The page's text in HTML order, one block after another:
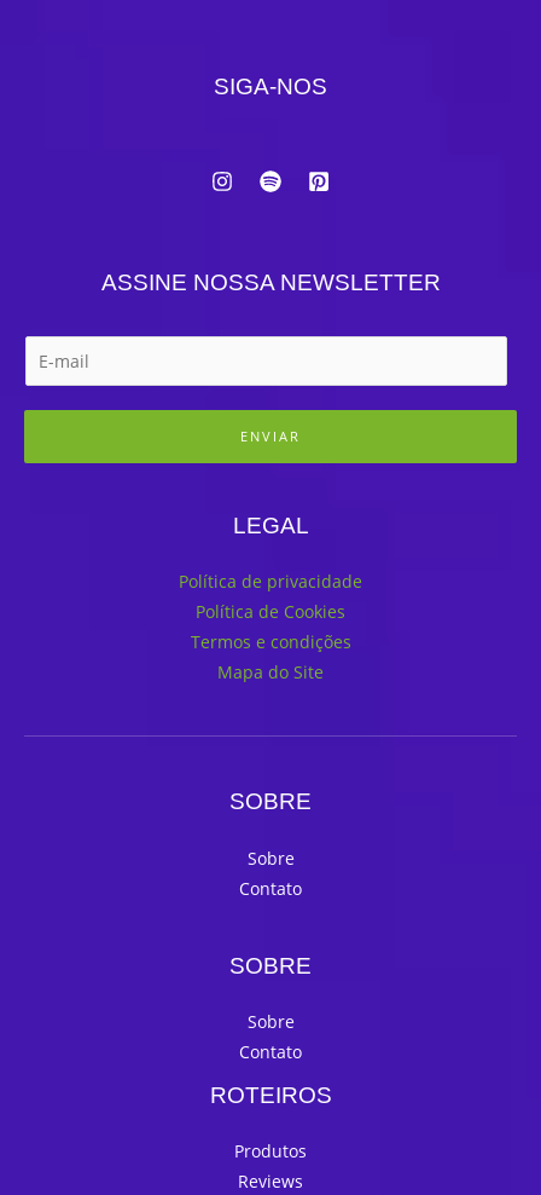
SIGA-NOS
ASSINE NOSSA NEWSLETTER
ENVIAR
LEGAL
Política de privacidade
Política de Cookies
Termos e condições
Mapa do Site
SOBRE
Sobre
Contato
SOBRE
Sobre
Contato
ROTEIROS
Produtos
Reviews